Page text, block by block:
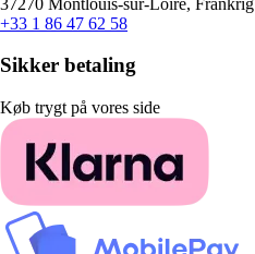
+33 1 86 47 62 58
Sikker betaling
Køb trygt på vores side